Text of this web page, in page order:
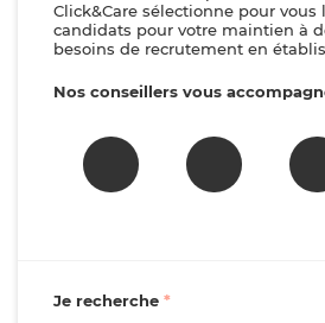
Click&Care sélectionne pour vous
candidats pour votre maintien à
besoins de recrutement en
Nos conseillers vous
Je recherche